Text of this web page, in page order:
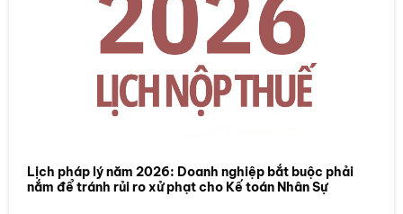
Lịch pháp lý năm 2026: Doanh nghiệp bắt buộc phải
nắm để tránh rủi ro xử phạt cho Kế toán Nhân Sự